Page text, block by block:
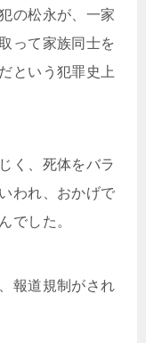
の松永が、一家
って家族同士を
という犯罪史上
く、死体をバラ
われ、おかげで
でした。
報道規制がされ